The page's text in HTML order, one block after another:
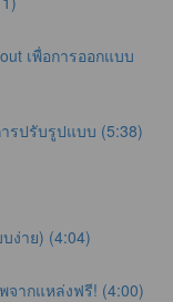
เพื่อการออกแบบ
รปรับรูปแบบ (5:38)
ง่าย) (4:04)
จากแหล่งฟรี! (4:00)